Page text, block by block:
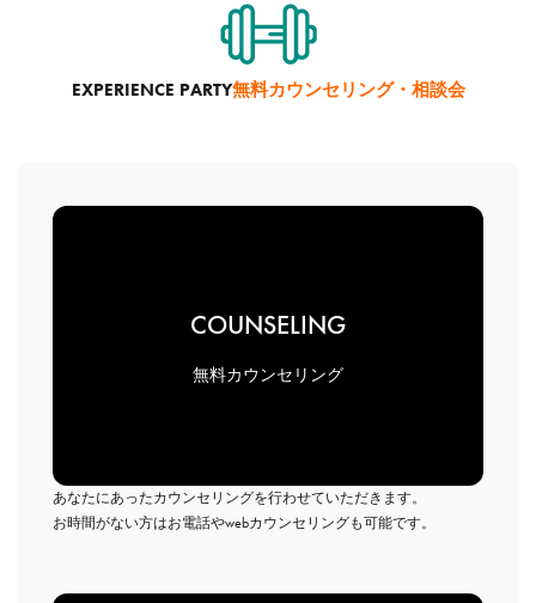
EXPERIENCE PARTY無料カウンセリング・相談会
COUNSELING
無料カウンセリング
あなたにあったカウンセリングを行わせていただきます。
お時間がない方はお電話やwebカウンセリングも可能です。